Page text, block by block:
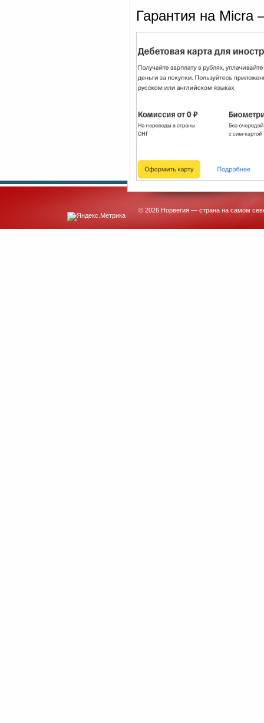
Гарантия на Micra
© 2026 Норвегия — страна на самом